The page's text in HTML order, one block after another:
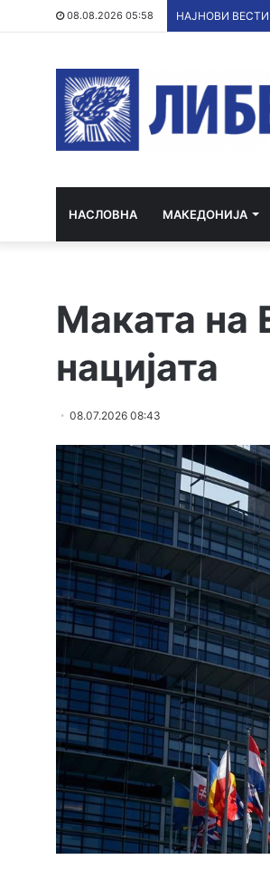
08.08.2026 05:58 НАЈНОВИ ВЕСТИ
НАСЛОВНА МАКЕДОНИЈА
Маката на
нацијата
08.07.2026 08:43